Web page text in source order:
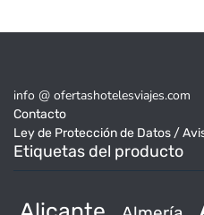
info @ ofertashotelesviajes.com
Contacto
Ley de Protección de Datos /
Etiquetas del producto